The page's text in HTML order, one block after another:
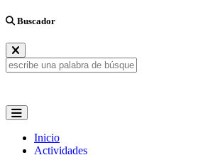
Buscador
Inicio
Actividades